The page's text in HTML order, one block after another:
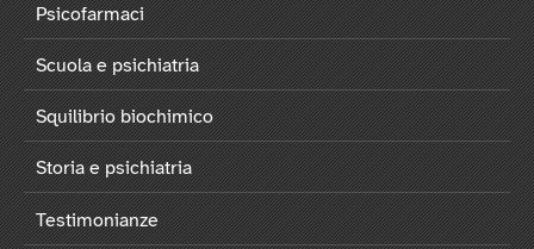
Psicofarmaci
Scuola e psichiatria
Squilibrio biochimico
Storia e psichiatria
Testimonianze